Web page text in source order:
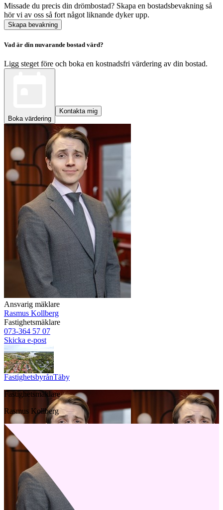
Missade du precis din drömbostad? Skapa en bostadsbevakning så
hör vi av oss så fort något liknande dyker upp.
Skapa bevakning
Vad är din nuvarande bostad värd?
Ligg steget före och boka en kostnadsfri värdering av din bostad.
Boka värdering
Kontakta mig
Ansvarig mäklare
Rasmus Kollberg
Fastighetsmäklare
073-364 57 07
Skicka e-post
FastighetsbyrånTäby
Fastighetsmäklare
Rasmus Kollberg